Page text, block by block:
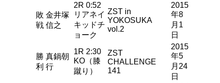
敗
戦
金井塚
信之
2R 0:52
リアネイ
キッドチ
ョーク
ZST in
YOKOSUKA
vol.2
2015
年8
月1
日
勝
利
真鍋朝
行
1R 2:30
KO（膝
蹴り）
ZST
CHALLENGE
141
2015
年5
月24
日